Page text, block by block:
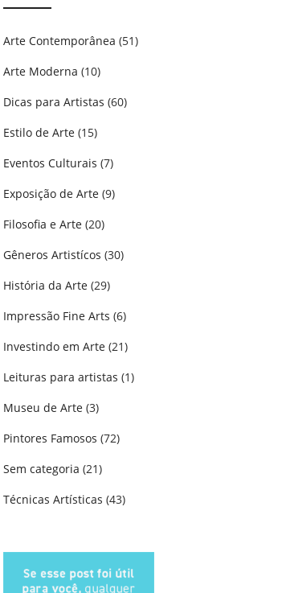
Arte Contemporânea (51)
Arte Moderna (10)
Dicas para Artistas (60)
Estilo de Arte (15)
Eventos Culturais (7)
Exposição de Arte (9)
Filosofia e Arte (20)
Gêneros Artistícos (30)
História da Arte (29)
Impressão Fine Arts (6)
Investindo em Arte (21)
Leituras para artistas (1)
Museu de Arte (3)
Pintores Famosos (72)
Sem categoria (21)
Técnicas Artísticas (43)